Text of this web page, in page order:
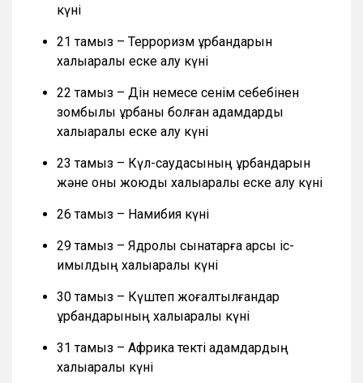
күні
21 тамыз – Терроризм құрбандарын
халықаралық еске алу күні
22 тамыз – Дін немесе сенім себебінен
зомбылық құрбаны болған адамдарды
халықаралық еске алу күні
23 тамыз – Күл-саудасының құрбандарын
және оны жоюды халықаралық еске алу күні
26 тамыз – Намибия күні
29 тамыз – Ядролық сынақтарға қарсы іс-
қимылдың халықаралық күні
30 тамыз – Күштеп жоғалтылғандар
құрбандарының халықаралық күні
31 тамыз – Африка текті адамдардың
халықаралық күні